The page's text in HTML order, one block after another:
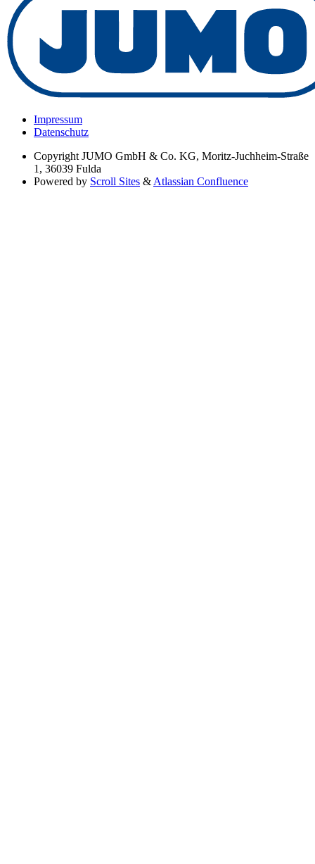
Impressum
Datenschutz
Copyright JUMO GmbH & Co. KG, Moritz-Juchheim-Straße
1, 36039 Fulda
Powered by Scroll Sites &Atlassian Confluence